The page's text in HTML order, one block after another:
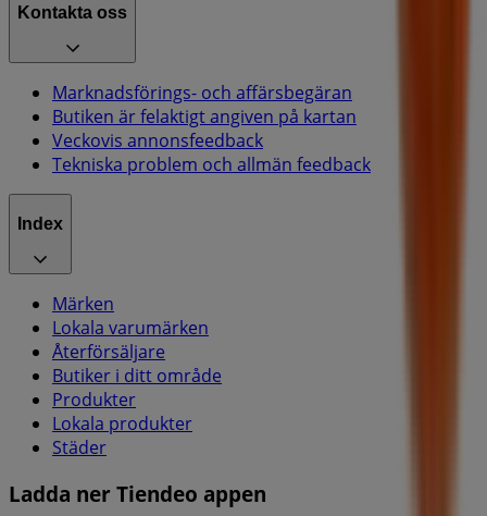
Kontakta oss
Marknadsförings- och affärsbegäran
Butiken är felaktigt angiven på kartan
Veckovis annonsfeedback
Tekniska problem och allmän feedback
Index
Märken
Lokala varumärken
Återförsäljare
Butiker i ditt område
Produkter
Lokala produkter
Städer
Ladda ner Tiendeo appen